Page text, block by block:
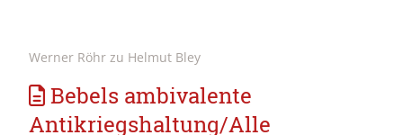
Werner Röhr zu Helmut Bley
Bebels ambivalente
Antikriegshaltung/Alle